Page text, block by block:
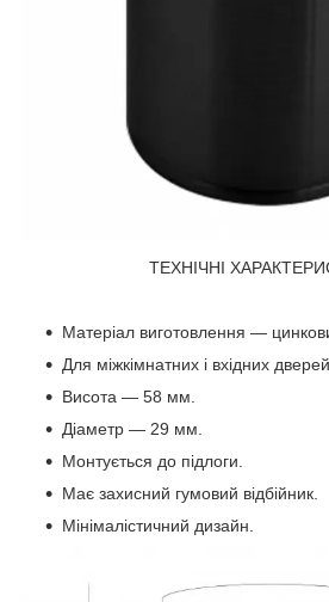
ТЕХНІЧНІ
Матеріал виготовлення —
Для міжкімнатних і вхідних
Висота — 58 мм.
Діаметр — 29 мм.
Монтується до підлоги.
Має захисний гумовий відбійник.
Мінімалістичний дизайн.